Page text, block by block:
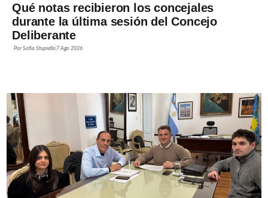
Qué notas recibieron los concejales
durante la última sesión del Concejo
Deliberante
PorSofía Stupiello 7 Ago 2026